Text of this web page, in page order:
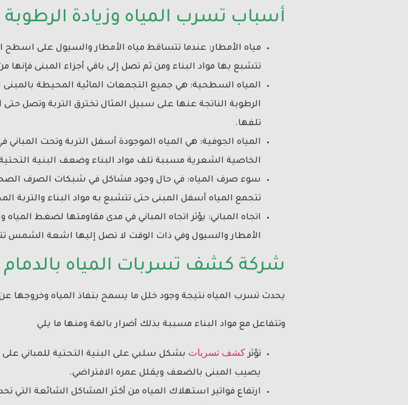
أسباب تسرب المياه وزيادة الرطوبة
مياه الأمطار: عندما تتساقط مياه الأمطار والسيول على اسطح
تتشبع بها مواد البناء ومن ثم تصل إلى باقي أجزاء المبنى فإنها
المياه السطحية: هي جميع التجمعات المائية المحيطة بالمبنى
الرطوبة الناتجة عنها على سبيل المثال تخترق التربة وتصل
تلفها.
المياه الجوفية: هي المياه الموجودة أسفل التربة وتحت
الخاصية الشعرية مسببة تلف مواد البناء وضعف البنية
سوء صرف المياه: في حال وجود مشاكل في شبكات الصرف
تتجمع المياه أسفل المبنى حتى تتشبع به مواد البناء والتربة
اتجاه المباني: يؤثر اتجاه المباني في مدى مقاومتها لضغط
الأمطار والسيول وفي ذات الوقت لا تصل إليها اشعة الشمس
شركة كشف تسربات المياه بالدمام
يحدث تسرب المياه نتيجة وجود خلل ما يسمح بنفاذ المياه وخروجها
وتتفاعل مع مواد البناء مسببة بذلك أضرار بالغة ومنها ما يلي
تؤثركشف تسربات بشكل سلبي على البنية التحتية للمباني
يصيب المبنى بالضعف ويقلل عمره الافتراضي.
ارتفاع فواتير استهلاك المياه من أكثر المشاكل الشائعة التي